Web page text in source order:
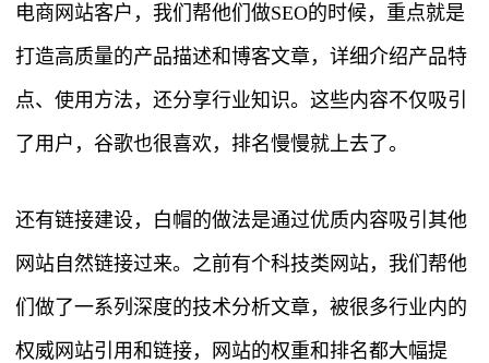
电商网站客户，我们帮他们做SEO的时候，重点就是
打造高质量的产品描述和博客文章，详细介绍产品特
点、使用方法，还分享行业知识。这些内容不仅吸引
了用户，谷歌也很喜欢，排名慢慢就上去了。
还有链接建设，白帽的做法是通过优质内容吸引其他
网站自然链接过来。之前有个科技类网站，我们帮他
们做了一系列深度的技术分析文章，被很多行业内的
权威网站引用和链接，网站的权重和排名都大幅提